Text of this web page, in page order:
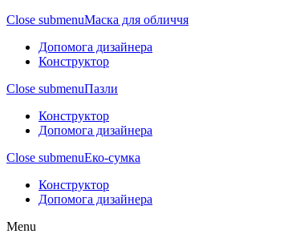
Close submenuМаска для обличчя
Допомога дизайнера
Конструктор
Close submenuПазли
Конструктор
Допомога дизайнера
Close submenuЕко-сумка
Конструктор
Допомога дизайнера
Menu